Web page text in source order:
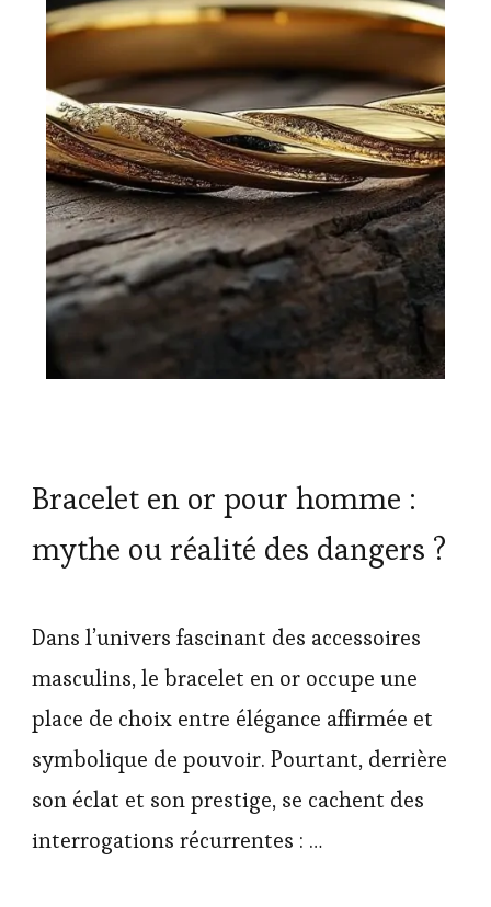
Bracelet en or pour homme :
mythe ou réalité des dangers ?
Dans l’univers fascinant des accessoires
masculins, le bracelet en or occupe une
place de choix entre élégance affirmée et
symbolique de pouvoir. Pourtant, derrière
son éclat et son prestige, se cachent des
interrogations récurrentes : …